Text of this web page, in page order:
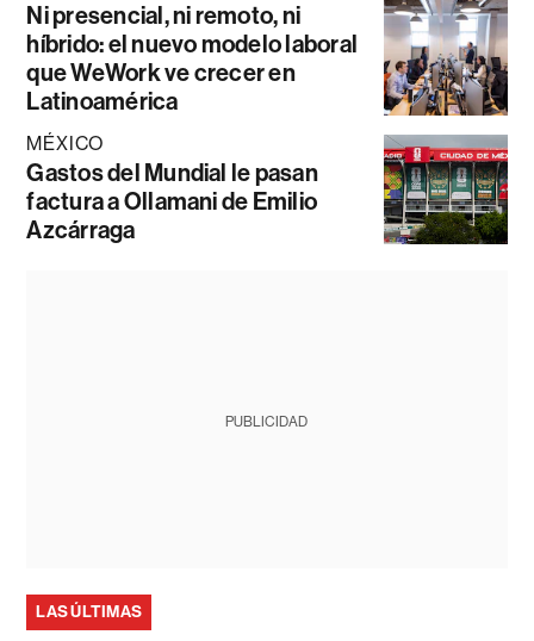
Ni presencial, ni remoto, ni
híbrido: el nuevo modelo laboral
que WeWork ve crecer en
Latinoamérica
MÉXICO
Gastos del Mundial le pasan
factura a Ollamani de Emilio
Azcárraga
PUBLICIDAD
LAS ÚLTIMAS